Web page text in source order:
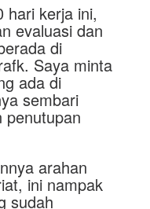
hari kerja ini,
evaluasi dan
di
Saya minta
ada di
sembari
penutupan
arahan
ini nampak
sudah